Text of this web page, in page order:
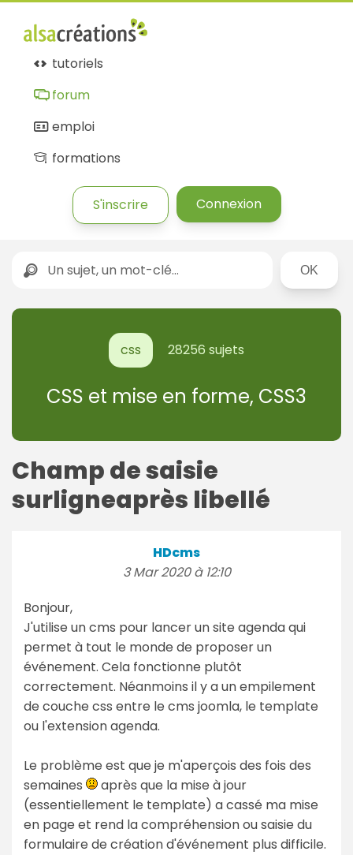
tutoriels
forum
emploi
formations
S'inscrire Connexion
Rechercher
css 28256 sujets
CSS et mise en forme, CSS3
Champ de saisie
surligneaprès libellé
HDcms
3 Mar 2020 à 12:10
Bonjour,
J'utilise un cms pour lancer un site agenda qui
permet à tout le monde de proposer un
événement. Cela fonctionne plutôt
correctement. Néanmoins il y a un empilement
de couche css entre le cms joomla, le template
ou l'extension agenda.
Le problème est que je m'aperçois des fois des
semaines
après que la mise à jour
(essentiellement le template) a cassé ma mise
en page et rend la compréhension ou saisie du
formulaire de création d'événement plus difficile.